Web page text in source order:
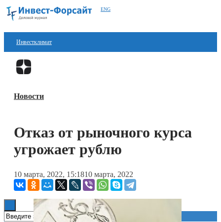
ENG
Инвестклимат
Финансы
Блокчейн
Книги
Новости
Отказ от рыночного курса
угрожает рублю
10 марта, 2022, 15:1810 марта, 2022